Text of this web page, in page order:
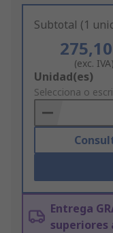
Subtotal (1
(exc. IVA)
Add
to
Basket
Unidad(es)
Selecciona o
Entrega
superiores